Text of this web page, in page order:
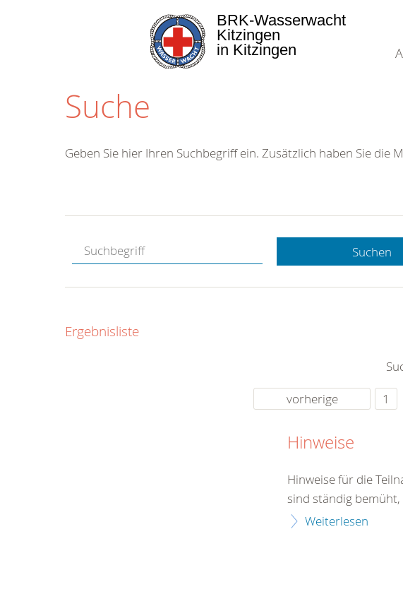
BRK-Wasserwacht
Kitzingen
in Kitzingen
Suche
Hotline.
gerne.
rund um die Uhr
Geben Sie hier Ihren Suchbegriff ein. Zusätzlich haben Sie die
Suchen
Ergebnisliste
vorherige
1
Hinweise
Hinweise für die
sind ständig
Weiterlesen